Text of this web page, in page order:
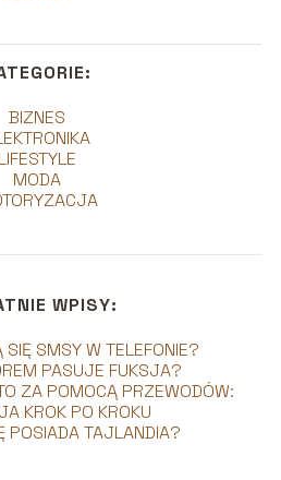
BIZNES
LIFESTYLE
MODA
WPISY:
SMSY W TELEFONIE?
PASUJE FUKSJA?
ZA POMOCĄ PRZEWODÓW:
KROK PO KROKU
POSIADA TAJLANDIA?